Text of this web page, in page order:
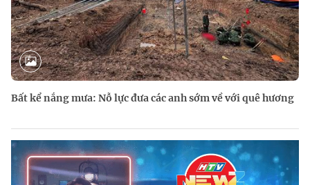
Bất kể nắng mưa: Nỗ lực đưa các anh sớm về với quê hương